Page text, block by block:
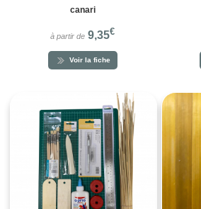
canari
à partir de 9,35€
Voir la fiche